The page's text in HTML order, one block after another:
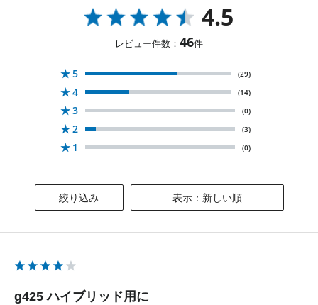
4.5
レビュー件数： 46件
★5 (29)
★4 (14)
★3 (0)
★2 (3)
★ 1 (0)
絞り込み 表示：新しい順
g425 ハイブリッド用に